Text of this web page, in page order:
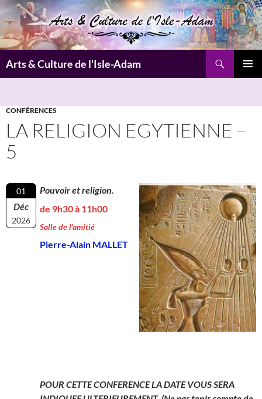
Aller
au
contenu
Arts & Culture de l'Isle-Adam
CONFÉRENCES
LA RELIGION EGYTIENNE –
5
01
Déc
2026
Pouvoir et religion.
de 9h30 à 11h00
Salle de l'amitié
Pierre-Alain MALLET
POUR CETTE CONFERENCE LA DATE VOUS SERA